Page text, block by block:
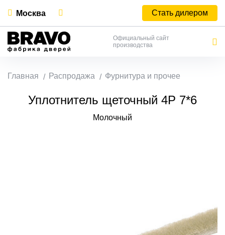
Москва Стать дилером
Официальный сайт
производства
Главная Распродажа Фурнитура и прочее
Уплотнитель щеточный 4Р 7*6
Молочный